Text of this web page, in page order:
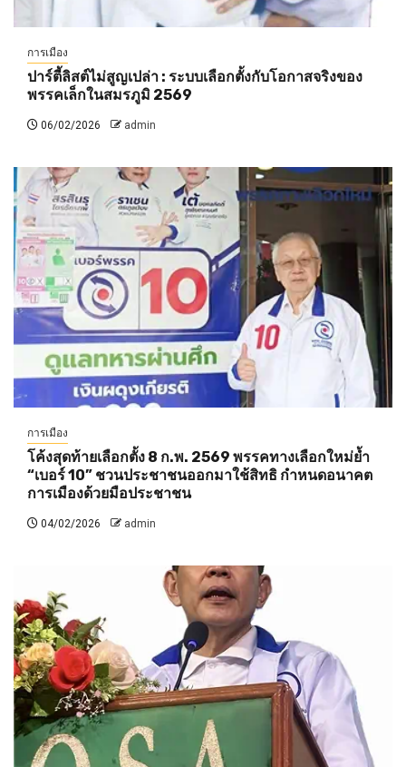
การเมือง
ปาร์ตี้ลิสต์ไม่สูญเปล่า : ระบบเลือกตั้งกับโอกาสจริงของ
พรรคเล็กในสมรภูมิ 2569
06/02/2026 admin
การเมือง
โค้งสุดท้ายเลือกตั้ง 8 ก.พ. 2569 พรรคทางเลือกใหม่ย้ำ
“เบอร์ 10” ชวนประชาชนออกมาใช้สิทธิ กำหนดอนาคต
การเมืองด้วยมือประชาชน
04/02/2026 admin